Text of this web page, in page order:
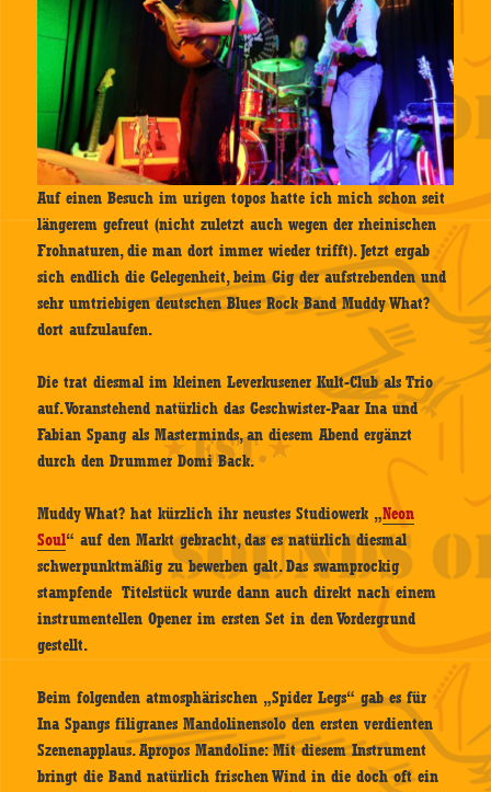
Auf einen Besuch im urigen topos hatte ich mich schon seit
längerem gefreut (nicht zuletzt auch wegen der rheinischen
Frohnaturen, die man dort immer wieder trifft). Jetzt ergab
sich endlich die Gelegenheit, beim Gig der aufstrebenden und
sehr umtriebigen deutschen Blues Rock Band Muddy What?
dort aufzulaufen.
Die trat diesmal im kleinen Leverkusener Kult-Club als Trio
auf. Voranstehend natürlich das Geschwister-Paar Ina und
Fabian Spang als Masterminds, an diesem Abend ergänzt
durch den Drummer Domi Back.
Muddy What? hat kürzlich ihr neustes Studiowerk „Neon
Soul“ auf den Markt gebracht, das es natürlich diesmal
schwerpunktmäßig zu bewerben galt. Das swamprockig
stampfende Titelstück wurde dann auch direkt nach einem
instrumentellen Opener im ersten Set in den Vordergrund
gestellt.
Beim folgenden atmosphärischen „Spider Legs“ gab es für
Ina Spangs filigranes Mandolinensolo den ersten verdienten
Szenenapplaus. Apropos Mandoline: Mit diesem Instrument
bringt die Band natürlich frischen Wind in die doch oft ein